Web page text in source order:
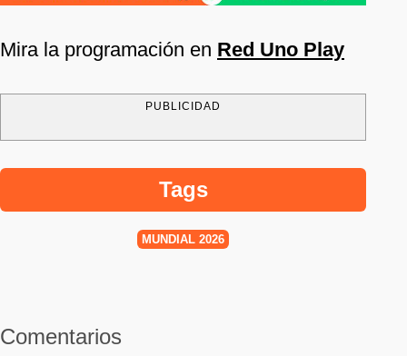
Mira la programación en Red Uno Play
PUBLICIDAD
Tags
MUNDIAL 2026
Comentarios